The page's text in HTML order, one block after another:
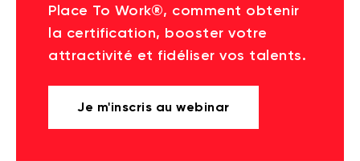
Place To Work®, comment obtenir
la certification, booster votre
attractivité et fidéliser vos talents.
Je m'inscris au webinar